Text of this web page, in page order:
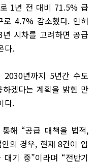
1년 전 대비 71.5% 급
로 4.7% 감소했다. 인허
시차를 고려하면 공급
다.
2030년까지 5년간 수도
겠다는 계획을 밝힌 만
다.
해 “공급 대책을 법적,
의 경우, 현재 8건이 입
기 중”이라며 “전반기